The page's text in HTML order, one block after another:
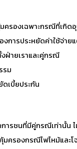
รองเฉพาะกรณีที่เ
ารประหยัดค่าใช้จ่า
ฝ่ายเราและคู่กรณี
รม
เบี้ยประกัน
รชนที่มีคู่กรณีเท่านั้น
รองกรณีไฟไหม้และ